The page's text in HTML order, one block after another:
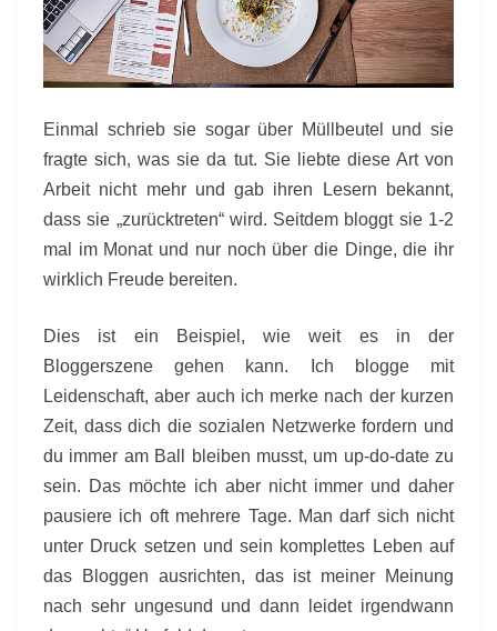
Einmal schrieb sie sogar über Müllbeutel und sie
fragte sich, was sie da tut. Sie liebte diese Art von
Arbeit nicht mehr und gab ihren Lesern bekannt,
dass sie „zurücktreten“ wird. Seitdem bloggt sie 1-2
mal im Monat und nur noch über die Dinge, die ihr
wirklich Freude bereiten.
Dies ist ein Beispiel, wie weit es in der
Bloggerszene gehen kann. Ich blogge mit
Leidenschaft, aber auch ich merke nach der kurzen
Zeit, dass dich die sozialen Netzwerke fordern und
du immer am Ball bleiben musst, um up-do-date zu
sein. Das möchte ich aber nicht immer und daher
pausiere ich oft mehrere Tage. Man darf sich nicht
unter Druck setzen und sein komplettes Leben auf
das Bloggen ausrichten, das ist meiner Meinung
nach sehr ungesund und dann leidet irgendwann